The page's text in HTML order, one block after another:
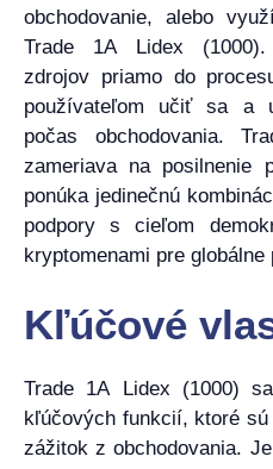
obchodovanie, alebo
Trade 1A Lidex (1000).
zdrojov priamo do
používateľom učiť sa a
počas obchodovania.
zameriava na posilnenie
ponúka jedinečnú
podpory s cieľom
kryptomenami pre globálne
Kľúčové
Trade 1A Lidex (1000)
kľúčových funkcií, ktoré
zážitok z obchodovania.